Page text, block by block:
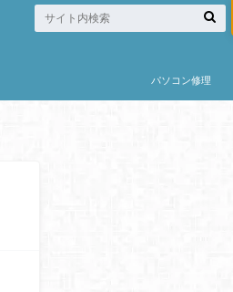
パソコン修理